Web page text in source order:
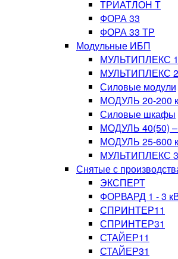
ТРИАТЛОН Т
ФОРА 33
ФОРА 33 ТР
Модульные ИБП
МУЛЬТИПЛЕКС
МУЛЬТИПЛЕКС
Силовые модули
МОДУЛЬ 20-200
Силовые шкафы
МОДУЛЬ 40(50)
МОДУЛЬ 25-600
МУЛЬТИПЛЕКС
Снятые с
ЭКСПЕРТ
ФОРВАРД 1 - 3
СПРИНТЕР11
СПРИНТЕР31
СТАЙЕР11
СТАЙЕР31